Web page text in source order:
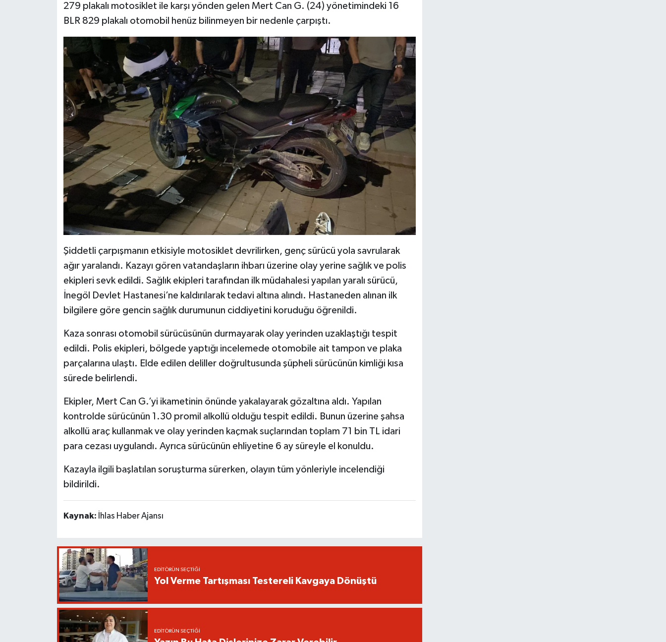
279 plakalı motosiklet ile karşı yönden gelen Mert Can G. (24) yönetimindeki 16
BLR 829 plakalı otomobil henüz bilinmeyen bir nedenle çarpıştı.
Şiddetli çarpışmanın etkisiyle motosiklet devrilirken, genç sürücü yola savrularak
ağır yaralandı. Kazayı gören vatandaşların ihbarı üzerine olay yerine sağlık ve polis
ekipleri sevk edildi. Sağlık ekipleri tarafından ilk müdahalesi yapılan yaralı sürücü,
İnegöl Devlet Hastanesi’ne kaldırılarak tedavi altına alındı. Hastaneden alınan ilk
bilgilere göre gencin sağlık durumunun ciddiyetini koruduğu öğrenildi.
Kaza sonrası otomobil sürücüsünün durmayarak olay yerinden uzaklaştığı tespit
edildi. Polis ekipleri, bölgede yaptığı incelemede otomobile ait tampon ve plaka
parçalarına ulaştı. Elde edilen deliller doğrultusunda şüpheli sürücünün kimliği kısa
sürede belirlendi.
Ekipler, Mert Can G.’yi ikametinin önünde yakalayarak gözaltına aldı. Yapılan
kontrolde sürücünün 1.30 promil alkollü olduğu tespit edildi. Bunun üzerine şahsa
alkollü araç kullanmak ve olay yerinden kaçmak suçlarından toplam 71 bin TL idari
para cezası uygulandı. Ayrıca sürücünün ehliyetine 6 ay süreyle el konuldu.
Kazayla ilgili başlatılan soruşturma sürerken, olayın tüm yönleriyle incelendiği
bildirildi.
Kaynak: İhlas Haber Ajansı
EDITÖRÜN SEÇTIĞI
Yol Verme Tartışması Testereli Kavgaya Dönüştü
EDITÖRÜN SEÇTIĞI